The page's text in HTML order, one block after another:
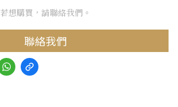
若想購買，請聯絡我們。
聯絡我們